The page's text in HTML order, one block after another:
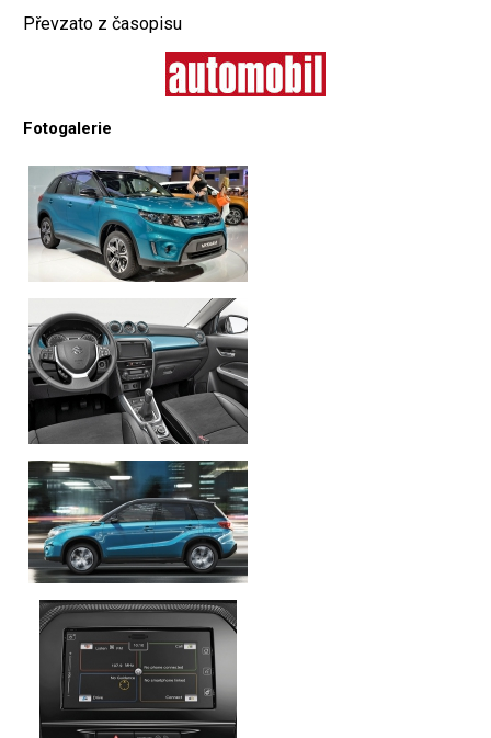
Převzato z časopisu
Fotogalerie